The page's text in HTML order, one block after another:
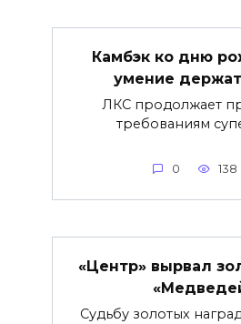
Камбэк ко дню
умение
ЛКС продолжает
требованиям
0 138
«Центр» вырвал
Судьбу золотых